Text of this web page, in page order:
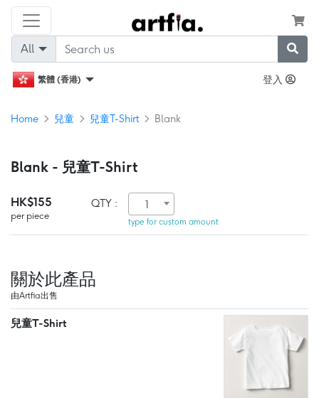
All
繁體 (香港) 登入
Home 兒童 兒童T-Shirt Blank
Blank - 兒童T-Shirt
HK$155
per piece
QTY : 1
type for custom amount
關於此產品
由Artfia出售
兒童T-Shirt